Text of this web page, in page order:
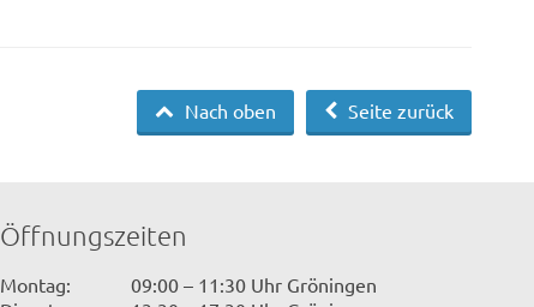
Seite zurück
Nach oben
Öffnungszeiten
Montag:
09:00 – 11:30 Uhr Gröningen